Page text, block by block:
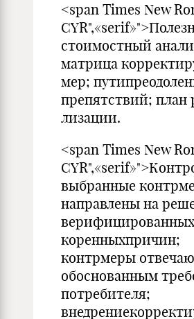
<span Times New
стоимостный
матрица
мер;
препятствий;
лизации.
<span Times New
выбранные
направлены на
верифицированных
коренныхпричин;
контрмеры
обоснованным
потребителя;